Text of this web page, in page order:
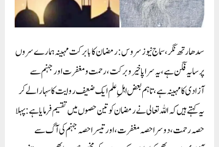
سدھارتھ نگر، سماج نیوز سروس: رمضان کا بابرکت مہینہ ہمارے سروں
پر سایہ فگن ہے،یہ سراپا خیر وبرکت،رحمت ومغفرت اور جہنم سے
آزادی کا مہینہ ہے،تاہم بعض اہلِ علم ایک ضعیف روایت کا سہارا لے کر
یہ کہتے ہیں کہ اللہ تعالی نے رمضان کو تین حصوں میں تقسیم فرمایا ہے: پہلا
حصہ رحمت، دوسرا حصہ مغفرت، اور تیسرا حصہ جہنم کی آگ سے